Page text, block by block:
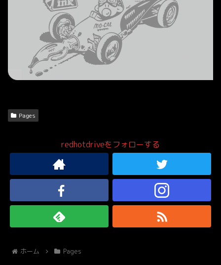
Pages
redhotdriveをフォローする
ホーム Pages